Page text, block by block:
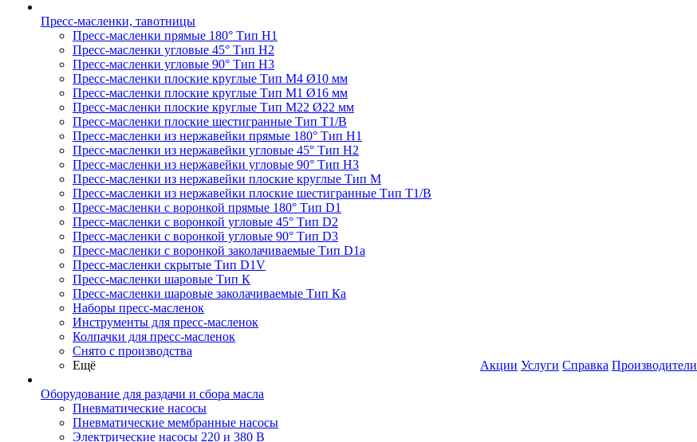
Пресс-масленки, тавотницы
Пресс-масленки прямые 180° Тип H1
Пресс-масленки угловые 45° Тип H2
Пресс-масленки угловые 90° Тип H3
Пресс-масленки плоские круглые Тип M4 Ø10 мм
Пресс-масленки плоские круглые Тип M1 Ø16 мм
Пресс-масленки плоские круглые Тип M22 Ø22 мм
Пресс-масленки плоские шестигранные Тип T1/B
Пресс-масленки из нержавейки прямые 180° Тип H1
Пресс-масленки из нержавейки угловые 45° Тип H2
Пресс-масленки из нержавейки угловые 90° Тип H3
Пресс-масленки из нержавейки плоские круглые Тип M
Пресс-масленки из нержавейки плоские шестигранные Тип T1/B
Пресс-масленки с воронкой прямые 180° Тип D1
Пресс-масленки с воронкой угловые 45° Тип D2
Пресс-масленки с воронкой угловые 90° Тип D3
Пресс-масленки с воронкой заколачиваемые Тип D1a
Пресс-масленки скрытые Тип D1V
Пресс-масленки шаровые Тип К
Пресс-масленки шаровые заколачиваемые Тип Кa
Наборы пресс-масленок
Инструменты для пресс-масленок
Колпачки для пресс-масленок
Снято с производства
Ещё
Оборудование для раздачи и сбора масла
Пневматические насосы
Пневматические мембранные насосы
Электрические насосы 220 и 380 В
Акции Услуги Справка Производители